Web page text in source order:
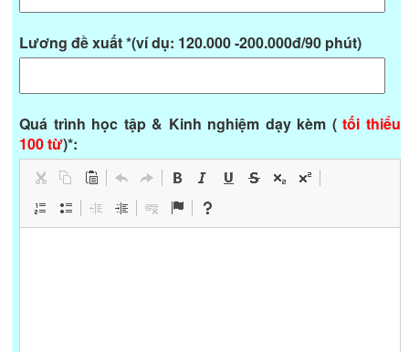
Lương đề xuất *(ví dụ: 120.000 -200.000đ/90 phút)
Quá trình học tập & Kinh nghiệm dạy kèm (tối thiểu
100 từ)*: